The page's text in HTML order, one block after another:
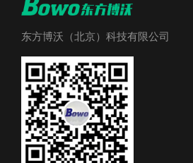
东方博沃（北京）科技有限公司